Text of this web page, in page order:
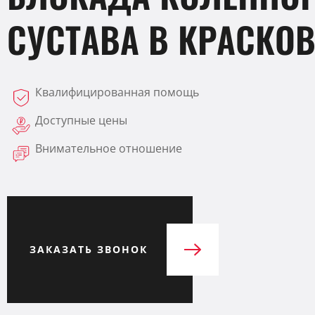
СУСТАВА В
Квалифицированная помощь
Доступные цены
Внимательное отношение
ЗАКАЗАТЬ ЗВОНОК